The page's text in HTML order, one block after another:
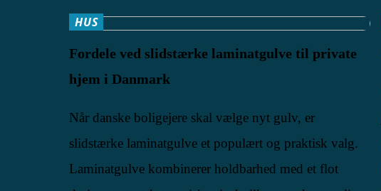
HUS
Fordele ved slidstærke laminatgulve til private
hjem i Danmark
Når danske boligejere skal vælge nyt gulv, er
slidstærke laminatgulve et populært og praktisk valg.
Laminatgulve kombinerer holdbarhed med et flot